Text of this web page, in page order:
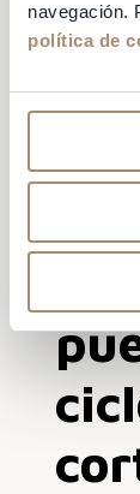
navegación.
política de
En la